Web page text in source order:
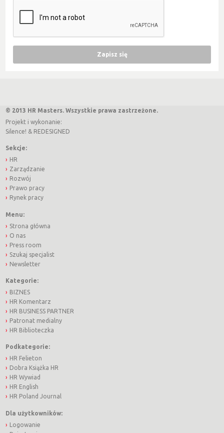
© 2013 HR Masters. Wszystkie prawa zastrzeżone.
Projekt i wykonanie:
Silence! & REDESIGNED
Sekcje:
HR
Zarządzanie
Rozwój
Prawo pracy
Rynek pracy
Menu:
Strona główna
O nas
Press room
Szukaj specjalist
Newsletter
Kategorie:
BIZNES
HR Komentarz
HR BUSINESS PARTNER
Patronat medialny
HR Biblioteczka
Podkategorie:
HR Felieton
Dobra Książka HR
HR Wywiad
HR English
HR Poland Journal
Dla użytkowników:
Logowanie